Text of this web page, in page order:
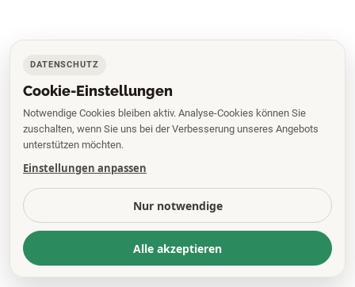
DATENSCHUTZ
Cookie-Einstellungen
Notwendige Cookies bleiben aktiv. Analyse-Cookies können Sie
zuschalten, wenn Sie uns bei der Verbesserung unseres Angebots
unterstützen möchten.
Einstellungen anpassen
Nur notwendige
Alle akzeptieren